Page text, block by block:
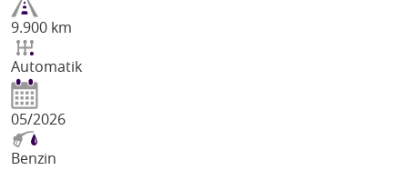
9.900 km
Automatik
05/2026
Benzin